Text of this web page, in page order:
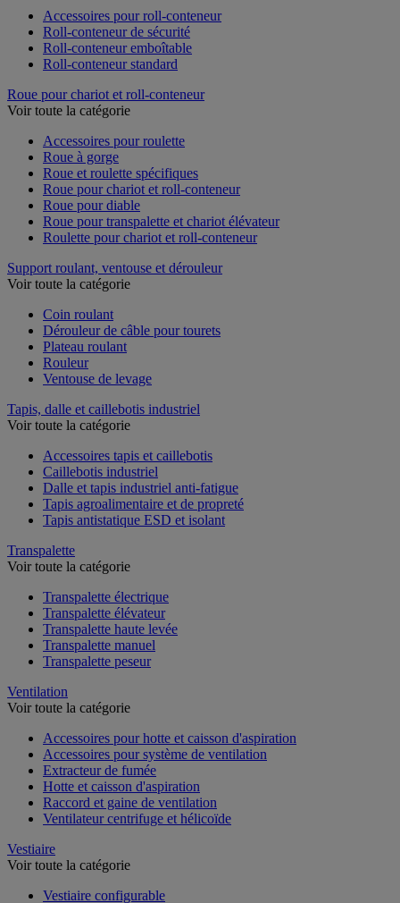
Accessoires pour roll-conteneur
Roll-conteneur de sécurité
Roll-conteneur emboîtable
Roll-conteneur standard
Roue pour chariot et roll-conteneur
Voir toute la catégorie
Accessoires pour roulette
Roue à gorge
Roue et roulette spécifiques
Roue pour chariot et roll-conteneur
Roue pour diable
Roue pour transpalette et chariot élévateur
Roulette pour chariot et roll-conteneur
Support roulant, ventouse et dérouleur
Voir toute la catégorie
Coin roulant
Dérouleur de câble pour tourets
Plateau roulant
Rouleur
Ventouse de levage
Tapis, dalle et caillebotis industriel
Voir toute la catégorie
Accessoires tapis et caillebotis
Caillebotis industriel
Dalle et tapis industriel anti-fatigue
Tapis agroalimentaire et de propreté
Tapis antistatique ESD et isolant
Transpalette
Voir toute la catégorie
Transpalette électrique
Transpalette élévateur
Transpalette haute levée
Transpalette manuel
Transpalette peseur
Ventilation
Voir toute la catégorie
Accessoires pour hotte et caisson d'aspiration
Accessoires pour système de ventilation
Extracteur de fumée
Hotte et caisson d'aspiration
Raccord et gaine de ventilation
Ventilateur centrifuge et hélicoïde
Vestiaire
Voir toute la catégorie
Vestiaire configurable